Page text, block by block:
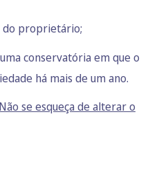
do proprietário;
conservatória em que o
há mais de um ano.
se esqueça de alterar o